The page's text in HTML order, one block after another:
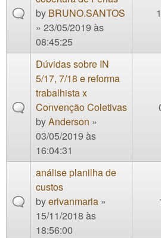
by BRUNO.SANTOS
» 23/05/2019 às
08:45:25
Dúvidas sobre IN
5/17, 7/18 e reforma
trabalhista x
Convenção Coletivas
byAnderson »
03/05/2019 às
16:04:31
análise planilha de
custos
byerivanmaria »
15/11/2018 às
18:56:00